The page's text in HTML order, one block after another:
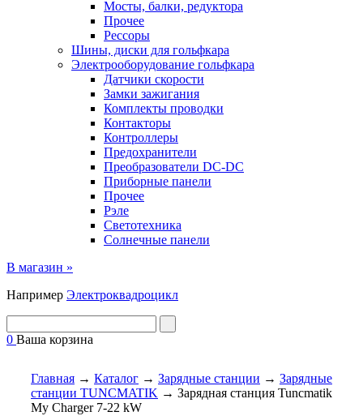
Мосты, балки, редуктора
Прочее
Рессоры
Шины, диски для гольфкара
Электрооборудование гольфкара
Датчики скорости
Замки зажигания
Комплекты проводки
Контакторы
Контроллеры
Предохранители
Преобразователи DC-DC
Приборные панели
Прочее
Рэле
Светотехника
Солнечные панели
В магазин »
Например Электроквадроцикл
0 Ваша корзина
Главная → Каталог → Зарядные станции → Зарядные
станции TUNCMATIK → Зарядная станция Tuncmatik
My Charger 7-22 kW